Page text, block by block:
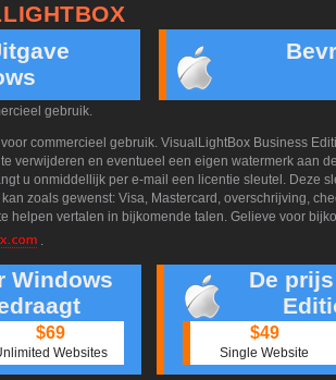
gebruik.
commercieel gebruik. VisualLightBox Business
verwijderen en eventueel een eigen watermerk aan
u onmiddellijk per e-mail een licentie sleutel. Deze
zoals gewenst: Visa, Mastercard, overschrijving,
helpen vertalen in bijkomende talen. Gelieve voor
.
Windows
$69
Websites
De
$49
Single Website